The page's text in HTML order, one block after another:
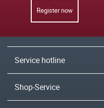
Register now
Service hotline
Shop-Service